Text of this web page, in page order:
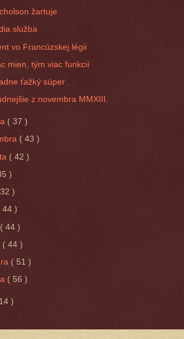
žartuje
služba
vo Francúzskej légii
mien, tým viac funkcií
ťažký súper
z novembra MMXIII.
( 37 )
( 43 )
( 42 )
)
)
44 )
( 44 )
( 44 )
( 51 )
( 56 )
)